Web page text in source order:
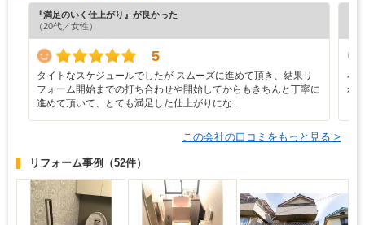
『満足のいく仕上がり』が良かった
（20代／女性）
5
タイトなスケジュールでしたが スムーズに進めて頂き、結果リ
フォーム開始までの打ち合わせや開始してからもきちんと丁寧に
進めて頂いて、とても満足した仕上がりにな…
小
れ
この会社の口コミをもっと見る >
リフォーム事例 （52件）